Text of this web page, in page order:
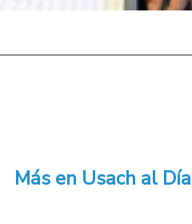
Más en Usach al Día